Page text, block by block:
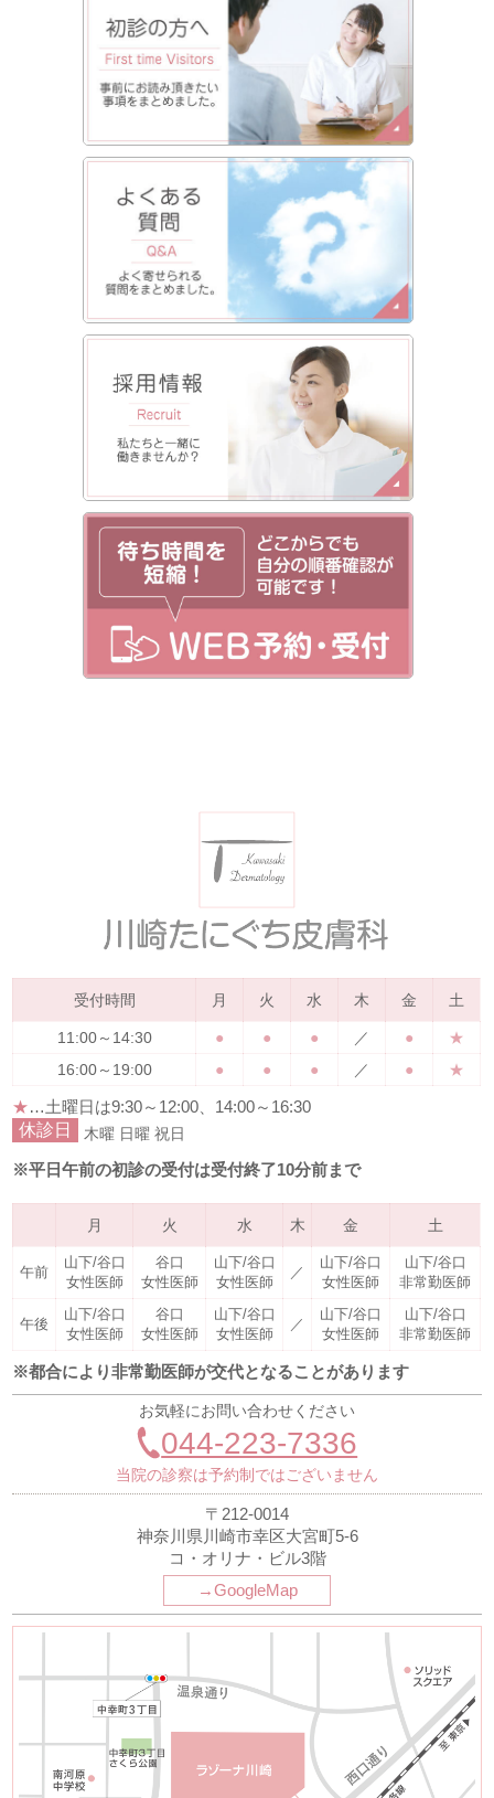
受付時間 月 火 水 木 金 土
11:00～14:30 ● ● ● ／ ●
★
16:00～19:00
● ● ● ／ ● ★
★…土曜日は9:30～12:00、14:00～16:30
休診日
木曜 日曜 祝日
※平日午前の初診の受付は受付終了10分前まで
月 火 水 木 金 土
午前
山下/谷口
女性医師
谷口
女性医師
山下/谷口
女性医師
／
山下/谷口
女性医師
山下/谷口
非常勤医師
午後
山下/谷口
女性医師
谷口
女性医師
山下/谷口
女性医師
／
山下/谷口
女性医師
山下/谷口
非常勤医師
※都合により非常勤医師が交代となることがあります
お気軽にお問い合わせください
044-223-7336
当院の診察は予約制ではございません
〒212-0014
神奈川県川崎市幸区大宮町5-6
コ・オリナ・ビル3階
→GoogleMap